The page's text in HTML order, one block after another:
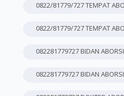
0822/81779/727 TEMPAT
0822/81779/727 TEMPAT
082281779727 BIDAN
082281779727 BIDAN